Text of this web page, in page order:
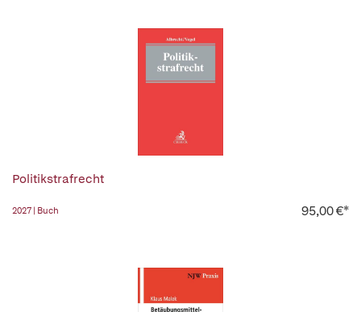
Politikstrafrecht
2027 | Buch 95,00 €*